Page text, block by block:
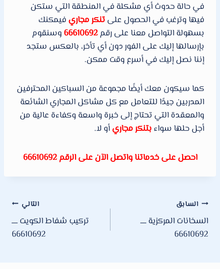
في حالة حدوث أي مشكلة في المنطقة التي ستكن
فيها وترغب في الحصول علىتنكر مجاري فيمكنك
بسهولة التواصل معنا على رقم66610692 وسنقوم
بإرسالها إليك على الفور دون أي تأخر، بالعكس ستجد
إننا نصل إليك في أسرع وقت ممكن.
كما سيكون معك أيضًا مجموعة من السباكين المحترفين
المدربين جيدًا للتعامل مع كل مشاكل المجاري الشائعة
والمعقدة التي تحتاج إلى خبرة واسعة وكفاءة عالية من
أجل حلها سواءبتنكر مجاريأو لا.
احصل على خدماتنا واتصل الآن على الرقم 66610692
تصفّح
المقالات
السابق
السخانات المركزية ــــ
66610692
التالي
تركيب شفاط الكويت ــــ
66610692